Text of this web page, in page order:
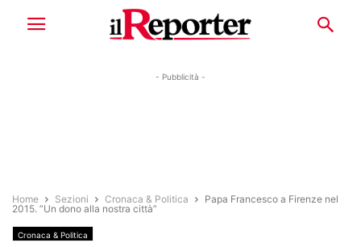
- Pubblicità -
Home Sezioni Cronaca & Politica
Papa Francesco a Firenze nel
2015. ”Un dono alla nostra città”
Cronaca & Politica